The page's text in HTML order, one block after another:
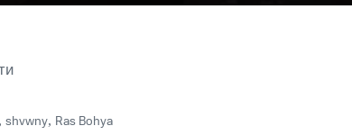
, shvwny, Ras Bohya